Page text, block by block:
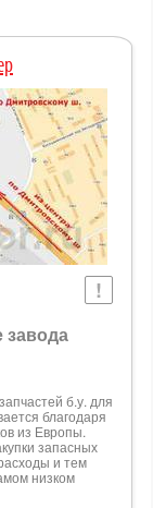
завода
б.у. для
благодаря
из Европы.
запасных
и тем
низком